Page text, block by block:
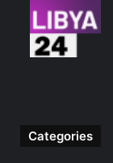
Categories